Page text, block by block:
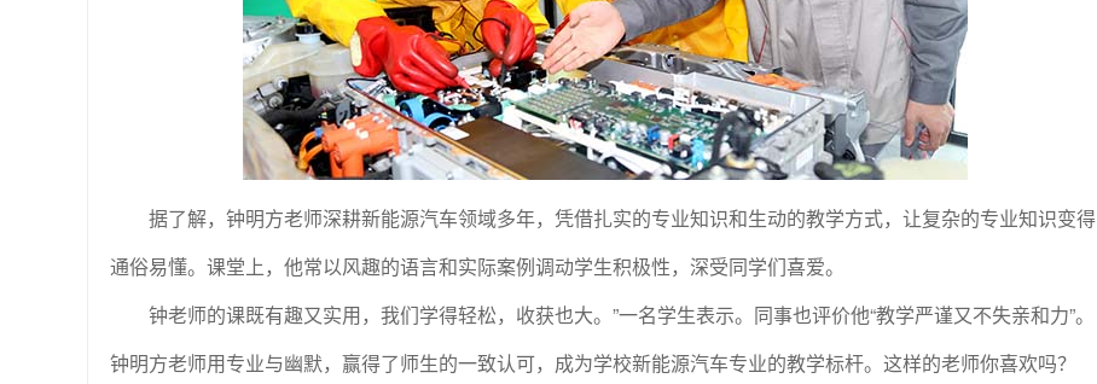
据了解，钟明方老师深耕新能源汽车领域多年，凭借扎实的专业知识和生动的教学方式，让复杂的专业知识变得
通俗易懂。课堂上，他常以风趣的语言和实际案例调动学生积极性，深受同学们喜爱。
钟老师的课既有趣又实用，我们学得轻松，收获也大。”一名学生表示。同事也评价他“教学严谨又不失亲和力”。
钟明方老师用专业与幽默，赢得了师生的一致认可，成为学校新能源汽车专业的教学标杆。这样的老师你喜欢吗？